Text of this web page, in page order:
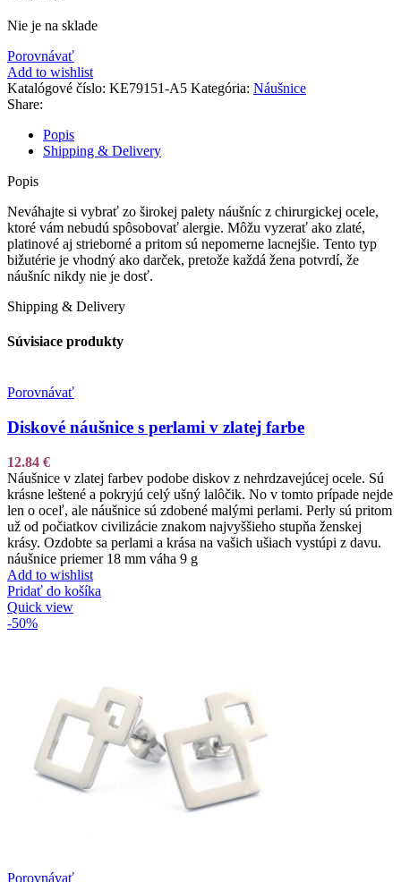
Nie je na sklade
Porovnávať
Add to wishlist
Katalógové číslo: KE79151-A5 Kategória: Náušnice
Share:
Popis
Shipping & Delivery
Popis
Neváhajte si vybrať zo širokej palety náušníc z chirurgickej ocele,
ktoré vám nebudú spôsobovať alergie. Môžu vyzerať ako zlaté,
platinové aj strieborné a pritom sú nepomerne lacnejšie. Tento typ
bižutérie je vhodný ako darček, pretože každá žena potvrdí, že
náušníc nikdy nie je dosť.
Shipping & Delivery
Súvisiace produkty
Porovnávať
Diskové náušnice s perlami v zlatej farbe
12.84 €
Náušnice v zlatej farbev podobe diskov z nehrdzavejúcej ocele. Sú
krásne leštené a pokryjú celý ušný lalôčik. No v tomto prípade nejde
len o oceľ, ale náušnice sú zdobené malými perlami. Perly sú pritom
už od počiatkov civilizácie znakom najvyššieho stupňa ženskej
krásy. Ozdobte sa perlami a krása na vašich ušiach vystúpi z davu.
náušnice priemer 18 mm váha 9 g
Add to wishlist
Pridať do košíka
Quick view
-50%
Porovnávať